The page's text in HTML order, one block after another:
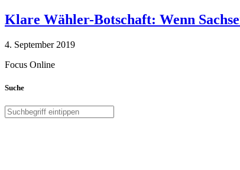
Klare Wähler-Botschaft: Wenn
4. September 2019
Focus Online
Suche